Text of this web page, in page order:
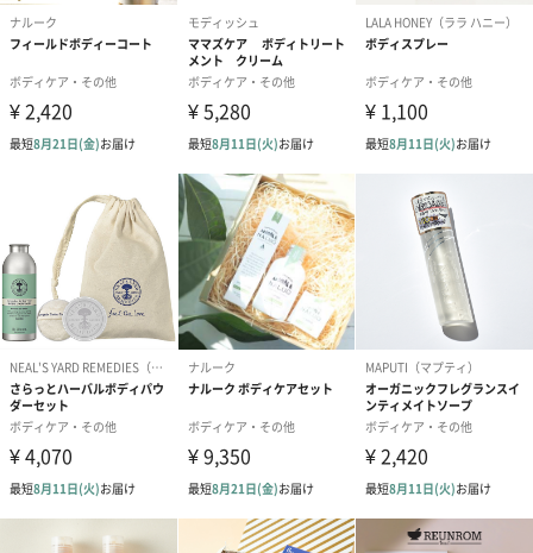
…無香料、無着色、エチルアルコールフリー、鉱物オイルフリ
ー、パラベンフリー、シリコンフリー
・選び抜かれた4種の国産ボタニカル保湿成分(*2)配合で、デリケ
ートなお肌をととのえ、乾燥を防ぎ、うるおいを与えます。
(*2)ハイブリッドローズ花エキス、ツバキ花エキス､トウキ根エキ
ス､ゲットウ葉エキス
使用シーン
・デリケートなお肌の気になるエリアに
・ハンドソープや洗顔料として
・お子様のボディ用洗浄料として（※お子様のデリケートゾーン
への使用は推奨しておりません。）